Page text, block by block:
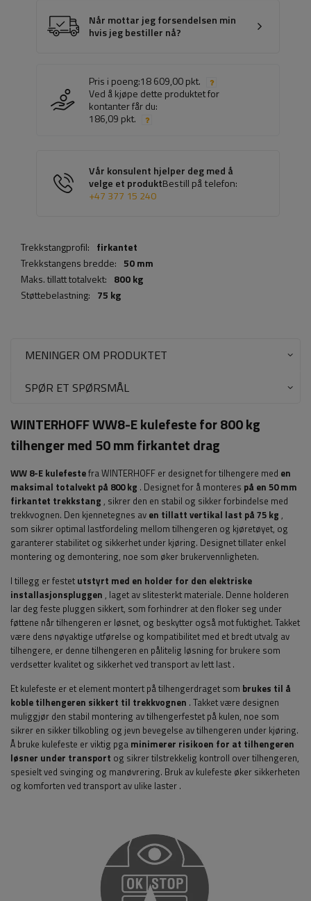
Når mottar jeg forsendelsen min
hvis jeg bestiller nå?
Pris i poeng:18 609,00 pkt.
Ved å kjøpe dette produktet for
kontanter får du:
186,09 pkt.
Vår konsulent hjelper deg med å
velge et produktBestill på telefon:
+47 377 15 240
Trekkstangprofil: firkantet
Trekkstangens bredde: 50 mm
Maks. tillatt totalvekt: 800 kg
Støttebelastning: 75 kg
MENINGER OM PRODUKTET
SPØR ET SPØRSMÅL
WINTERHOFF WW8-E kulefeste for 800 kg
tilhenger med 50 mm firkantet drag
WW 8-E kulefestefra WINTERHOFF er designet for tilhengere med en
maksimal totalvekt på 800 kg . Designet for å monteres på en 50 mm
firkantet trekkstang , sikrer den en stabil og sikker forbindelse med
trekkvognen. Den kjennetegnes av en tillatt vertikal last på 75 kg ,
som sikrer optimal lastfordeling mellom tilhengeren og kjøretøyet, og
garanterer stabilitet og sikkerhet under kjøring. Designet tillater enkel
montering og demontering, noe som øker brukervennligheten.
I tillegg er festet utstyrt med en holder for den elektriske
installasjonspluggen , laget av slitesterkt materiale. Denne holderen
lar deg feste pluggen sikkert, som forhindrer at den floker seg under
føttene når tilhengeren er løsnet, og beskytter også mot fuktighet. Takket
være dens nøyaktige utførelse og kompatibilitet med et bredt utvalg av
tilhengere, er denne tilhengeren en pålitelig løsning for brukere som
verdsetter kvalitet og sikkerhet ved transport av lett last .
Et kulefeste er et element montert på tilhengerdraget som brukes til å
koble tilhengeren sikkert til trekkvognen . Takket være designen
muliggjør den stabil montering av tilhengerfestet på kulen, noe som
sikrer en sikker tilkobling og jevn bevegelse av tilhengeren under kjøring.
Å bruke kulefeste er viktig pga minimerer risikoen for at tilhengeren
løsner under transport og sikrer tilstrekkelig kontroll over tilhengeren,
spesielt ved svinging og manøvrering. Bruk av kulefeste øker sikkerheten
og komforten ved transport av ulike laster .